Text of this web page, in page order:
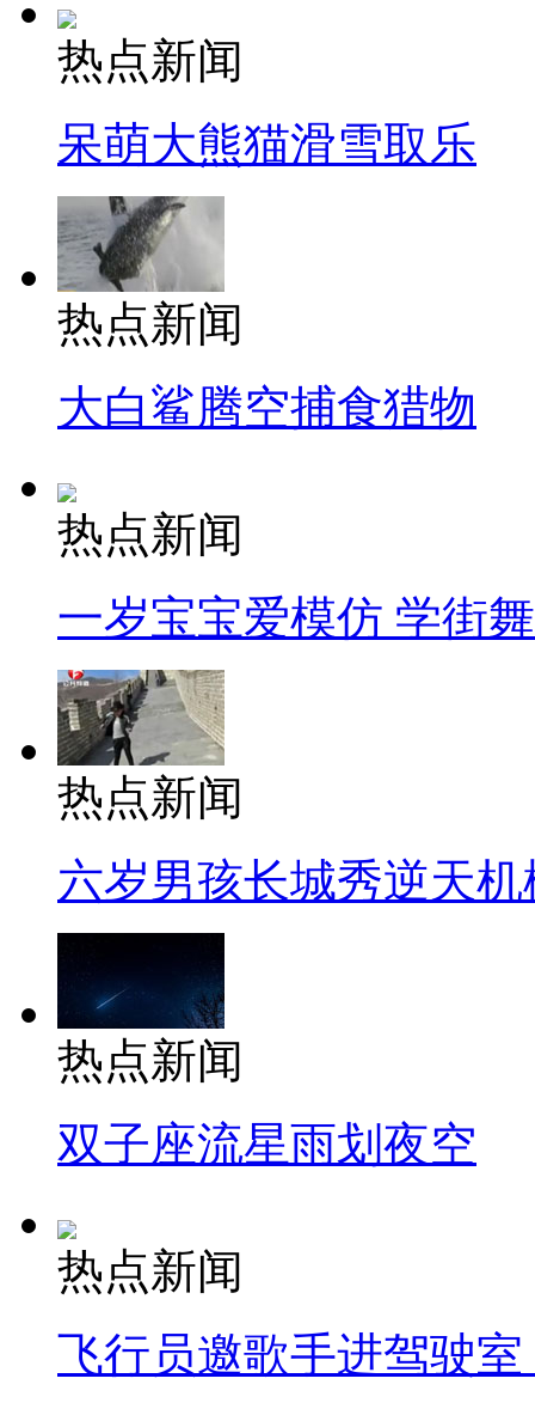
热点新闻
呆萌大熊猫滑雪取乐
热点新闻
大白鲨腾空捕食猎物
热点新闻
一岁宝宝爱模仿 学街
热点新闻
六岁男孩长城秀逆天机
热点新闻
双子座流星雨划夜空
热点新闻
飞行员邀歌手进驾驶